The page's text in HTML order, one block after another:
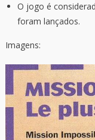
O jogo é
foram lançados.
Imagens: